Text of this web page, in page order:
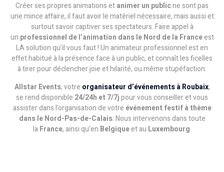
Créer ses propres animations etanimer un publicne sont pas
une mince affaire, il faut avoir le matériel nécessaire, mais aussi et
surtout savoir captiver ses spectateurs. Faire appel à
un professionnel de l’animation dans le Nord de la Franceest
LA solution qu’il vous faut ! Un animateur professionnel est en
effet habitué à la présence face à un public, et connaît les ficelles
à tirer pour déclencher joie et hilarité, ou même stupéfaction.
Allstar Events, votre organisateur d’événements à Roubaix,
se rend disponible 24/24h et 7/7jpour vous conseiller et vous
assister dans l’organisation de votre événement festif à thème
dans le Nord-Pas-de-Calais. Nous intervenons dans toute
la France, ainsi qu’en Belgiqueet au Luxembourg.